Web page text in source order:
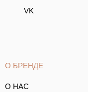
О БРЕНДЕ
О НАС
VK